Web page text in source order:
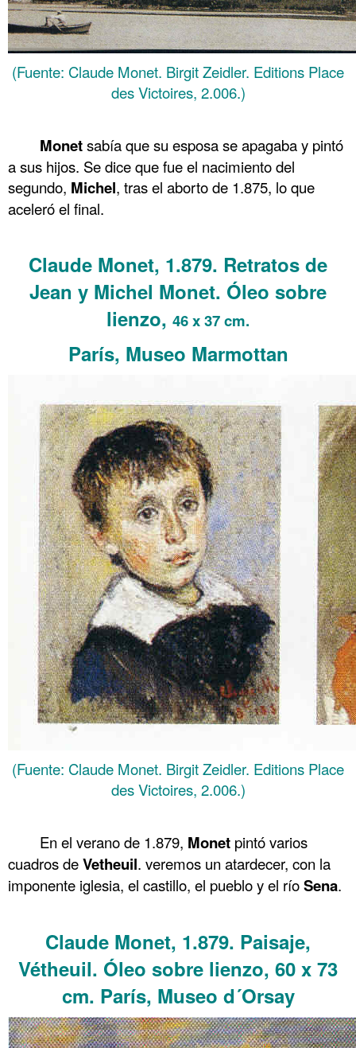
(Fuente: Claude Monet. Birgit Zeidler. Editions Place
des Victoires, 2.006.)
Monetsabía que su esposa se apagaba y pintó
a sus hijos. Se dice que fue el nacimiento del
segundo, Michel, tras el aborto de 1.875, lo que
aceleró el final.
Claude Monet, 1.879. Retratos de
Jean y Michel Monet. Óleo sobre
lienzo, 46 x 37 cm.
París, Museo Marmottan
(Fuente: Claude Monet. Birgit Zeidler. Editions Place
des Victoires, 2.006.)
En el verano de 1.879, Monet pintó varios
cuadros deVetheuil. veremos un atardecer, con la
imponente iglesia, el castillo, el pueblo y el ríoSena.
Claude Monet, 1.879. Paisaje,
Vétheuil. Óleo sobre lienzo, 60 x 73
cm. París, Museo d´Orsay